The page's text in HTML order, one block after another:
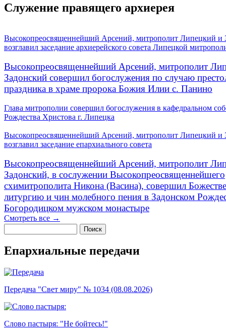
Служение правящего архиерея
Высокопреосвященнейший Арсений, митрополит Липецкий и
возглавил заседание архиерейского совета Липецкой
Высокопреосвященнейший Арсений, митрополит
Задонский совершил богослужения по случаю
праздника в храме пророка Божия Илии с. Панино
Глава митрополии совершил богослужения в кафедральном
Рождества Христова г. Липецка
Высокопреосвященнейший Арсений, митрополит Липецкий и
возглавил заседание епархиального совета
Высокопреосвященнейший Арсений, митрополит
Задонский, в сослужении Высокопреосвященнейшего
схимитрополита Никона (Васина), совершил
литургию и чин молебного пения в Задонском
Богородицком мужском монастыре
Смотреть все →
Поиск
Епархиальные передачи
Передача "Свет миру" № 1034 (08.08.2026)
Слово пастыря: "Не бойтесь!"